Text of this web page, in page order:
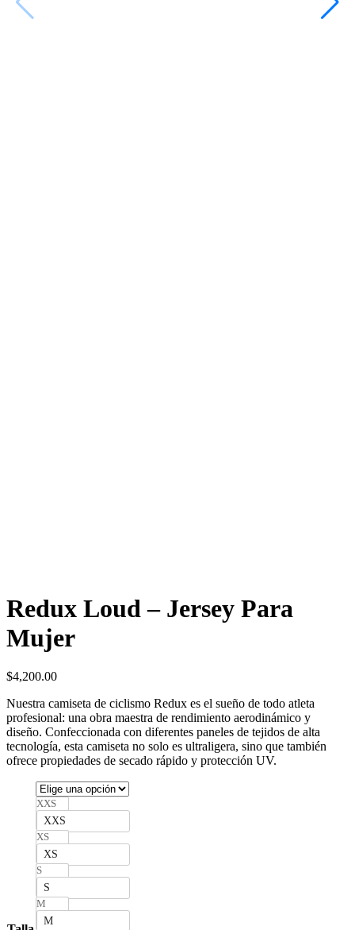
Redux Loud – Jersey Para
Mujer
$4,200.00
Nuestra camiseta de ciclismo Redux es el sueño de todo atleta
profesional: una obra maestra de rendimiento aerodinámico y
diseño. Confeccionada con diferentes paneles de tejidos de alta
tecnología, esta camiseta no solo es ultraligera, sino que también
ofrece propiedades de secado rápido y protección UV.
XXS
XXS
XS
XS
S
S
M
M